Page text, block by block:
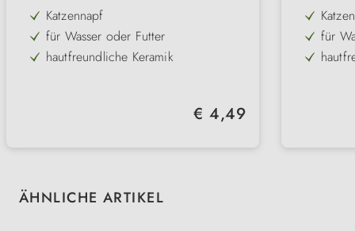
Katzennapf
für Wasser oder Futter
hautfreundliche Keramik
Regulärer Preis:
€ 4,49
für
Produktgalerie überspringen
ÄHNLICHE ARTIKEL